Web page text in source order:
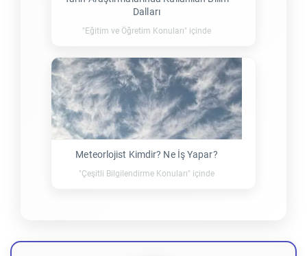
Dalları
"Eğitim ve Öğretim Konuları" içinde
Meteorlojist Kimdir? Ne İş Yapar?
"Çeşitli Bilgilendirme Konuları" içinde